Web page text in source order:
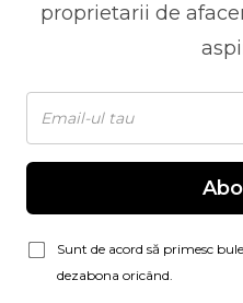
proprietarii de
Sunt de acord să primesc
dezabona oricând.